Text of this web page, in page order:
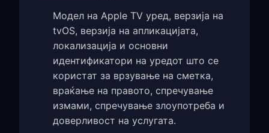
Модел на Apple TV уред, верзија на
tvOS, верзија на апликацијата,
локализација и основни
идентификатори на уредот што се
користат за врзување на сметка,
враќање на правото, спречување
измами, спречување злоупотреба и
доверливост на услугата.